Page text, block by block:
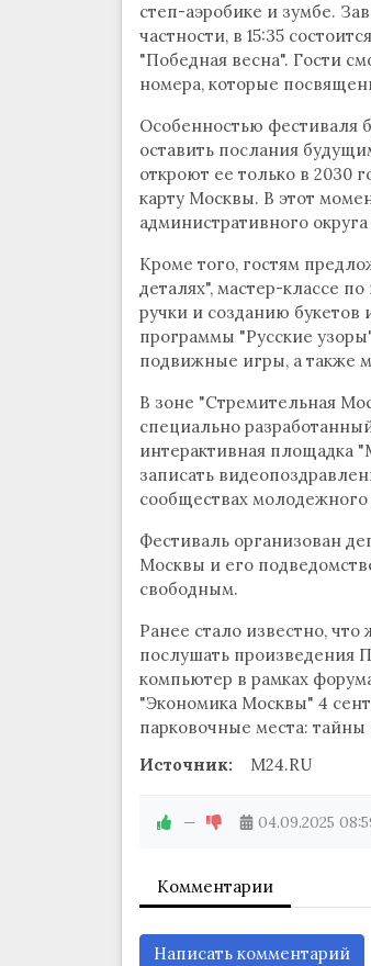
степ-аэробике и зумбе.
частности, в 15:35
"Победная весна". Гости
номера, которые
Особенностью фестиваля
оставить послания
откроют ее только в 2030
карту Москвы. В этот
административного
Кроме того, гостям
деталях", мастер-классе
ручки и созданию букетов
программы "Русские
подвижные игры, а также
В зоне "Стремительная
специально
интерактивная площадка
записать
сообществах
Фестиваль организован
Москвы и его
свободным.
Ранее стало известно,
послушать произведения
компьютер в рамках
"Экономика Москвы" 4
парковочные места: тайны
Источник:
M24.RU
— 04.09.2025
Комментарии
Написать комментарий